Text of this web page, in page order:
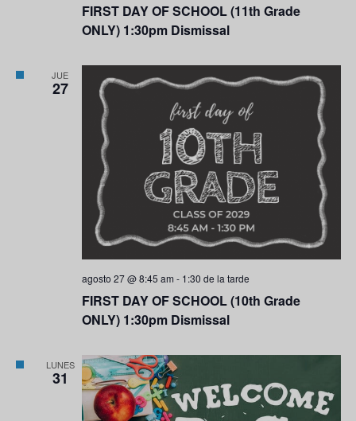
FIRST DAY OF SCHOOL (11th Grade
ONLY) 1:30pm Dismissal
JUE
27
FIRST DAY OF SCHOOL (10th Grade
ONLY) 1:30pm Dismissal
agosto 27 @ 8:45 am - 1:30 de la tarde
LUNES
31